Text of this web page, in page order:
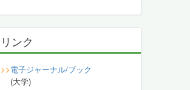
リンク
>>電子ジャーナル/ブック
(大学)